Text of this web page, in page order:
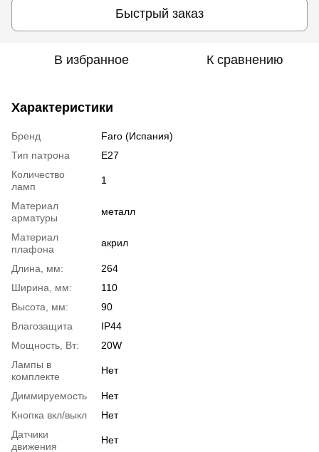
Быстрый заказ
В избранное К сравнению
Характеристики
Бренд
Faro (Испания)
Тип патрона
E27
Количество
ламп
1
Материал
арматуры
металл
Материал
плафона
акрил
Длина, мм:
264
Ширина, мм:
110
Высота, мм:
90
Влагозащита
IP44
Мощность, Вт:
20W
Лампы в
комплекте
Нет
Диммируемость
Нет
Кнопка вкл/выкл
Нет
Датчики
движения
Нет